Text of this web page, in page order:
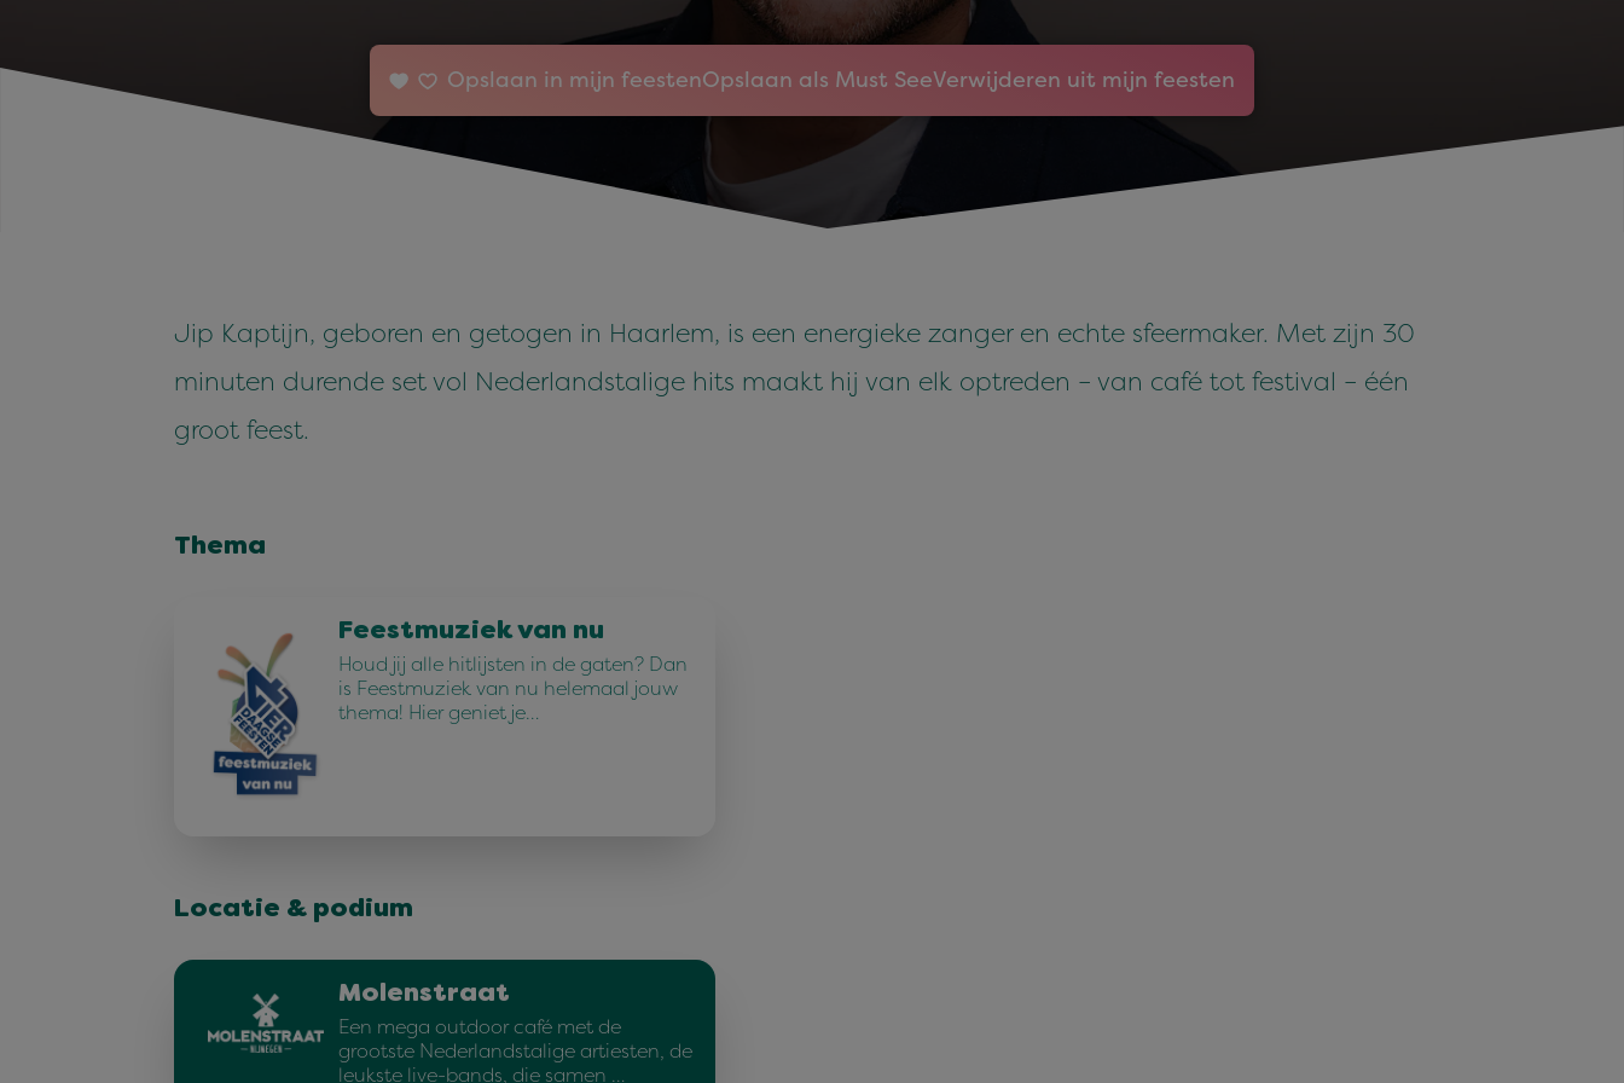
Opslaan in mijn feestenOpslaan als Must SeeVerwijderen uit mijn feesten
Jip Kaptijn, geboren en getogen in Haarlem, is een energieke zanger en echte sfeermaker. Met zijn 30
minuten durende set vol Nederlandstalige hits maakt hij van elk optreden – van café tot festival – één
groot feest.
Thema
Feestmuziek van nu
Houd jij alle hitlijsten in de gaten? Dan
is Feestmuziek van nu helemaal jouw
thema! Hier geniet je…
Locatie & podium
Molenstraat
Een mega outdoor café met de
grootste Nederlandstalige artiesten, de
leukste live-bands, die samen …